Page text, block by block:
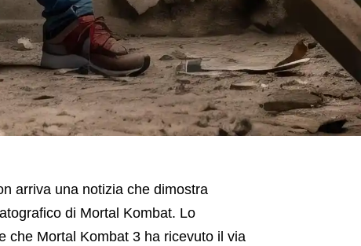
arriva una notizia che dimostra
di Mortal Kombat. Lo
che Mortal Kombat 3 ha ricevuto il via